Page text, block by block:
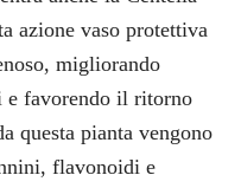
azione vaso protettiva
migliorando
e favorendo il ritorno
questa pianta vengono
flavonoidi e